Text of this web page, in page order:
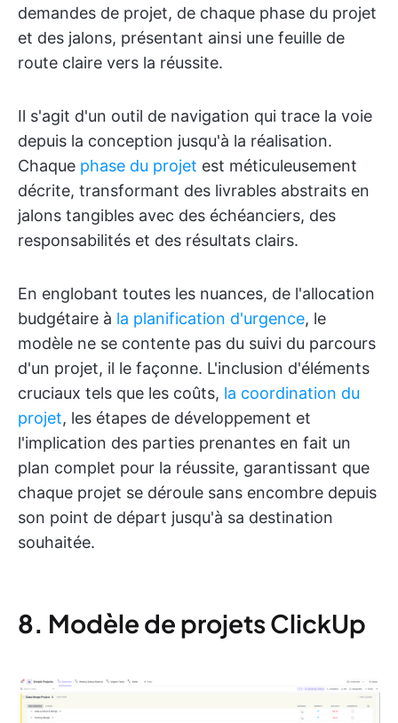
demandes de projet, de chaque phase du projet
et des jalons, présentant ainsi une feuille de
route claire vers la réussite.
Il s'agit d'un outil de navigation qui trace la voie
depuis la conception jusqu'à la réalisation.
Chaque phase du projet est méticuleusement
décrite, transformant des livrables abstraits en
jalons tangibles avec des échéanciers, des
responsabilités et des résultats clairs.
En englobant toutes les nuances, de l'allocation
budgétaire à la planification d'urgence, le
modèle ne se contente pas du suivi du parcours
d'un projet, il le façonne. L'inclusion d'éléments
cruciaux tels que les coûts, la coordination du
projet, les étapes de développement et
l'implication des parties prenantes en fait un
plan complet pour la réussite, garantissant que
chaque projet se déroule sans encombre depuis
son point de départ jusqu'à sa destination
souhaitée.
8. Modèle de projets ClickUp